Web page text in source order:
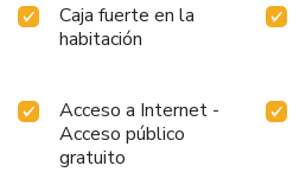
Caja fuerte en la
habitación
Acceso a Internet -
Acceso público
gratuito